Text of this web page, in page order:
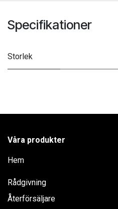
Specifikationer
Storlek
Våra produkter
Hem
Rådgivning
Återförsäljare